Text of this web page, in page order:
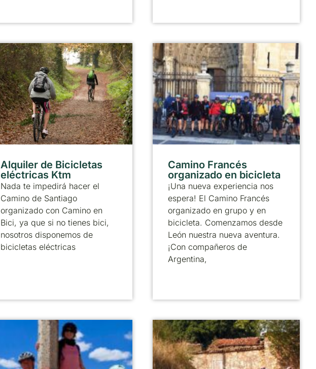
Alquiler de Bicicletas
eléctricas Ktm
Nada te impedirá hacer el
Camino de Santiago
organizado con Camino en
Bici, ya que si no tienes bici,
nosotros disponemos de
bicicletas eléctricas
Camino Francés
organizado en bicicleta
¡Una nueva experiencia nos
espera! El Camino Francés
organizado en grupo y en
bicicleta. Comenzamos desde
León nuestra nueva aventura.
¡Con compañeros de
Argentina,